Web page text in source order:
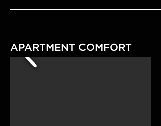
APARTMENT COMFORT